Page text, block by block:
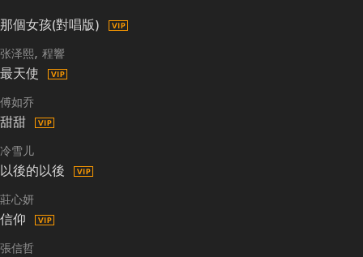
那個女孩(對唱版)
张泽熙 程響
最天使
傅如乔
甜甜
冷雪儿
以後的以後
莊心妍
信仰
張信哲